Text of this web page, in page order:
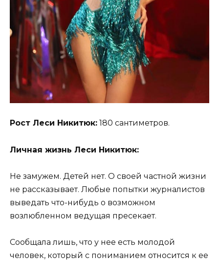
Рост Леси Никитюк: 180 сантиметров.
Личная жизнь Леси Никитюк:
Не замужем. Детей нет. О своей частной жизни
не рассказывает. Любые попытки журналистов
выведать что-нибудь о возможном
возлюбленном ведущая пресекает.
Сообщала лишь, что у нее есть молодой
человек, который с пониманием относится к ее